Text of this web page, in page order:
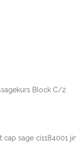
Block C/2
sage ci1184001